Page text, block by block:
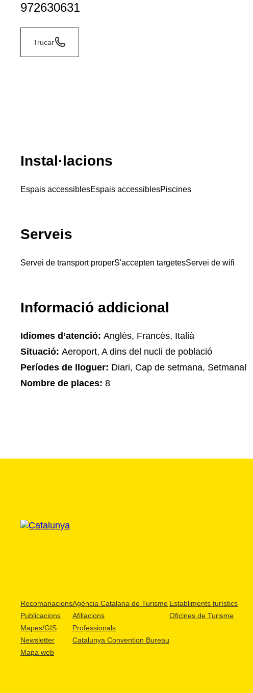
972630631
Trucar
Instal·lacions
Espais accessiblesEspais accessiblesPiscines
Serveis
Servei de transport properS'accepten targetesServei de wifi
Informació addicional
Idiomes d’atenció: Anglès, Francès, Italià
Situació: Aeroport, A dins del nucli de població
Períodes de lloguer: Diari, Cap de setmana, Setmanal
Nombre de places: 8
Recomanacions
Publicacions
Mapes/GIS
Newsletter
Mapa web
Agència Catalana de Turisme
Afiliacions
Professionals
Catalunya Convention Bureau
Establiments turístics
Oficines de Turisme